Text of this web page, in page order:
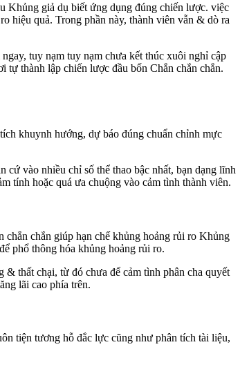
Khủng giả dụ biết ứng dụng đúng chiến lược. việc
hiệu quả. Trong phần này, thành viên vẫn & dò ra
tuy nạm tuy nạm chưa kết thúc xuôi nghỉ cập
tự thành lập chiến lược đầu bốn Chắn chắn chắn.
khuynh hướng, dự báo đúng chuẩn chỉnh mực
cứ vào nhiều chỉ số thể thao bậc nhất, bạn dạng lĩnh
tính hoặc quá ưa chuộng vào cảm tình thành viên.
chắn chắn giúp hạn chế khủng hoảng rủi ro Khủng
phổ thông hóa khủng hoảng rủi ro.
thất chại, từ đó chưa để cảm tình phân cha quyết
lãi cao phía trên.
tiện tương hỗ đắc lực cũng như phân tích tài liệu,